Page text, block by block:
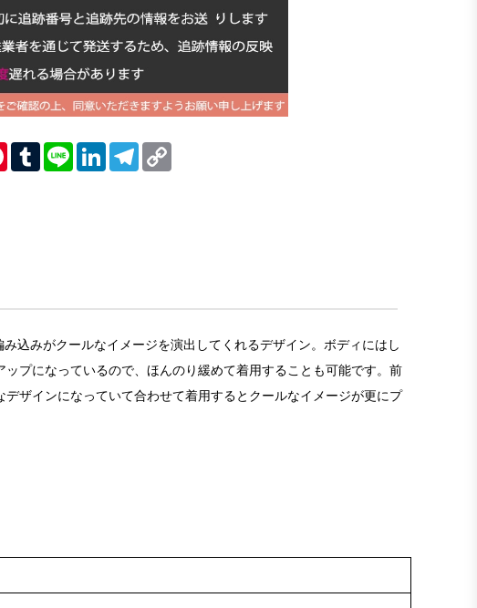
PinterestTumblrLine LinkedInTelegram
込みがクールなイメージを演出してくれるデザイン。ボディにはし
プになっているので、ほんのり緩めて着用することも可能です。前
ザインになっていて合わせて着用するとクールなイメージが更にプ